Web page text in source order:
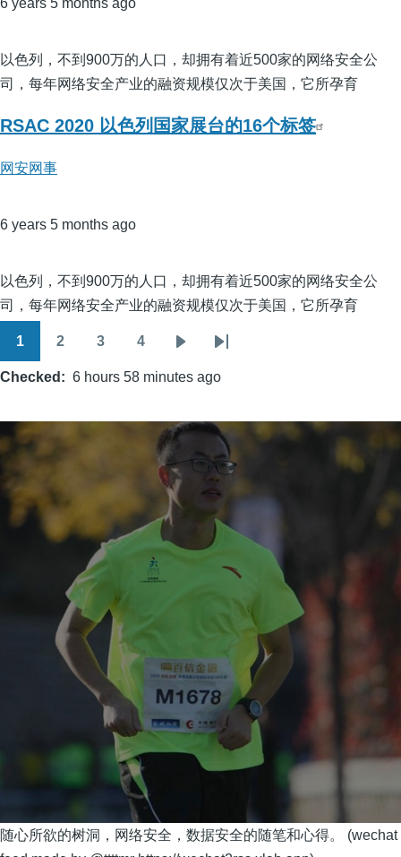
6 years 5 months ago
以色列，不到900万的人口，却拥有着近500家的网络安全公
司，每年网络安全产业的融资规模仅次于美国，它所孕育
RSAC 2020 以色列国家展台的16个标签
网安网事
6 years 5 months ago
以色列，不到900万的人口，却拥有着近500家的网络安全公
司，每年网络安全产业的融资规模仅次于美国，它所孕育
1 2 3 4
page
Last
Checked 6 hours 58 minutes ago
随心所欲的树洞，网络安全，数据安全的随笔和心得。 (wechat